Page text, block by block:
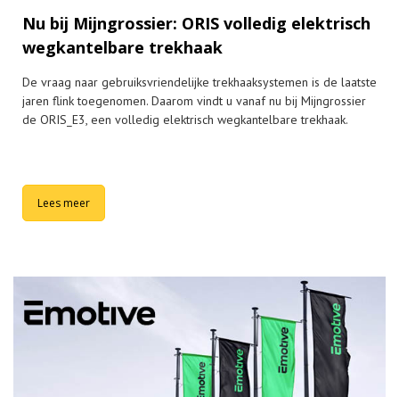
Nu bij Mijngrossier: ORIS volledig elektrisch
wegkantelbare trekhaak
De vraag naar gebruiksvriendelijke trekhaaksystemen is de laatste
jaren flink toegenomen. Daarom vindt u vanaf nu bij Mijngrossier
de ORIS_E3, een volledig elektrisch wegkantelbare trekhaak.
Lees meer